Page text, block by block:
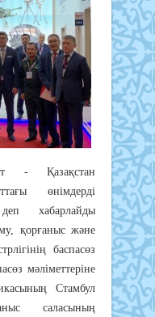
- Қазақстан
өнімдерді
хабарлайды
қорғаныс және
баспасөз
мәліметтеріне
Стамбул
саласының